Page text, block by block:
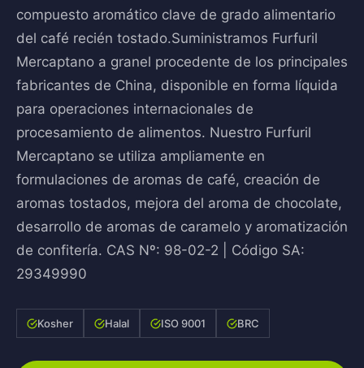
compuesto aromático clave de grado alimentario
del café recién tostado.Suministramos Furfuril
Mercaptano a granel procedente de los principales
fabricantes de China, disponible en forma líquida
para operaciones internacionales de
procesamiento de alimentos. Nuestro Furfuril
Mercaptano se utiliza ampliamente en
formulaciones de aromas de café, creación de
aromas tostados, mejora del aroma de chocolate,
desarrollo de aromas de caramelo y aromatización
de confitería. CAS Nº: 98-02-2 | Código SA:
29349990
Kosher Halal ISO 9001 BRC